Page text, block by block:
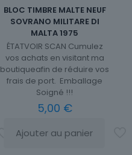
BLOC TIMBRE MALTE NEUF
SOVRANO MILITARE DI
MALTA 1975
ÉTATVOIR SCAN Cumulez
vos achats en visitant ma
boutiqueafin de réduire vos
frais de port. Emballage
Soigné !!!
5,00 €
Ajouter au panier